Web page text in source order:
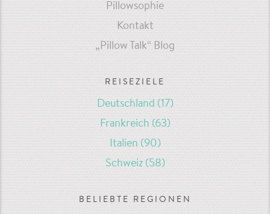
Pillowsophie
Kontakt
„Pillow Talk“ Blog
REISEZIELE
Deutschland (17)
Frankreich (63)
Italien (90)
Schweiz (58)
BELIEBTE REGIONEN